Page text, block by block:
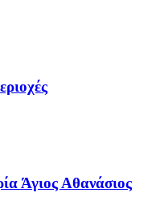
Άγιος Αθανάσιος